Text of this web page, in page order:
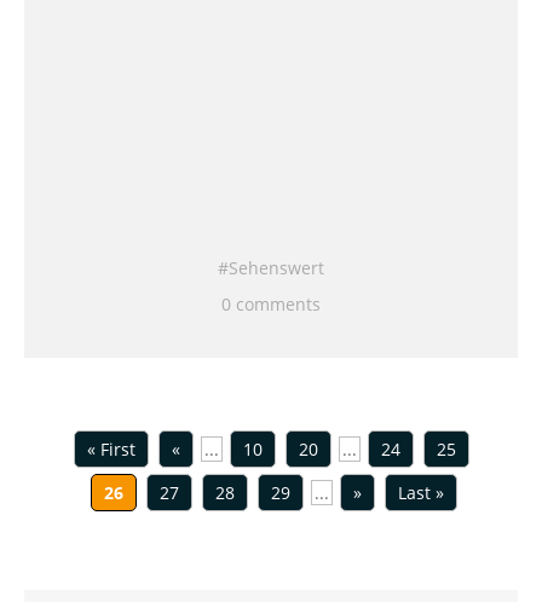
Sehenswert
0 comments
« First « ... 10 20 ... 24
25
26
27 28 29 ... » Last »